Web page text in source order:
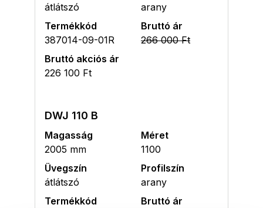
átlátszó
arany
Termékkód
387014-09-01R
Bruttó ár
266 000 Ft
Bruttó akciós ár
226 100 Ft
DWJ 110 B
Magasság
2005 mm
Méret
1100
Üvegszín
átlátszó
Profilszín
arany
Termékkód
Bruttó ár